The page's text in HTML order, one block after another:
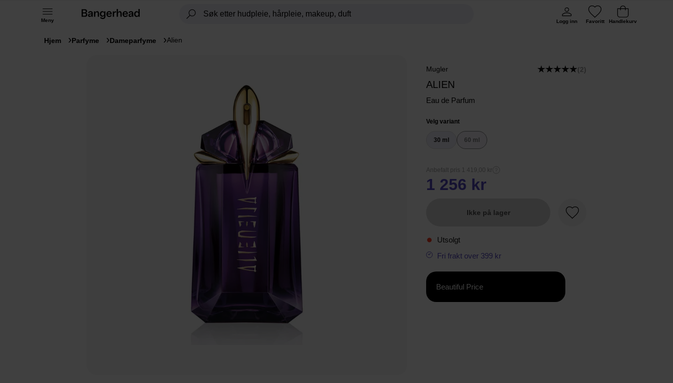
Meny Logg inn Favoritt Handlekurv
Hjem Parfyme Dameparfyme Alien
Mugler (2)
ALIEN
Eau de Parfum
Velg variant
30 ml 60 ml
Anbefalt pris 1 419,00 kr
1 256 kr
Ikke på lager
Favoritt
Utsolgt
Fri frakt over 399 kr
Beautiful Price